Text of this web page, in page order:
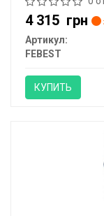
4 315 грн
Артикул:
FEBEST
КУПИТЬ